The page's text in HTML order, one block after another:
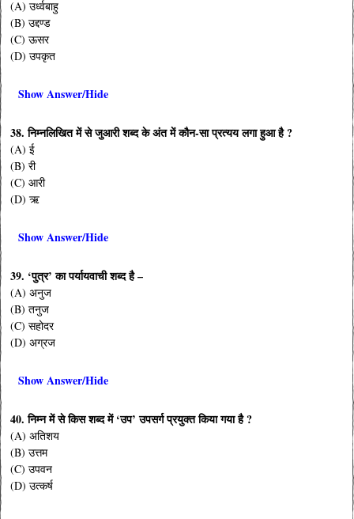
(A) उर्ध्वबाहु
(B) उद्दण्ड
(C) ऊसर
(D) उपकृत
Show Answer/Hide
38. निम्नलिखित में से जुआरी शब्द के अंत में कौन-सा प्रत्यय लगा हुआ है ?
(A) ई
(B) री
(C) आरी
(D) ऋ
Show Answer/Hide
39. ‘पुत्र’ का पर्यायवाची शब्द है –
(A) अनुज
(B) तनुज
(C) सहोदर
(D) अग्रज
Show Answer/Hide
40. निम्न में से किस शब्द में ‘उप’ उपसर्ग प्रयुक्त किया गया है ?
(A) अतिशय
(B) उत्तम
(C) उपवन
(D) उत्कर्ष